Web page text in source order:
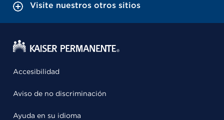
Visite nuestros otros sitios
Accesibilidad
Aviso de no discriminación
Ayuda en su idioma